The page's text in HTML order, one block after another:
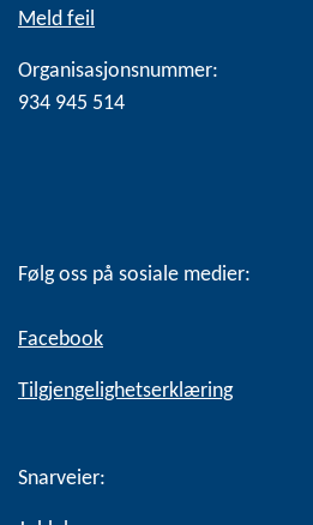
Meld feil
Organisasjonsnummer:
934 945 514
Følg oss på sosiale medier:
Facebook
Tilgjengelighetserklæring
Snarveier: